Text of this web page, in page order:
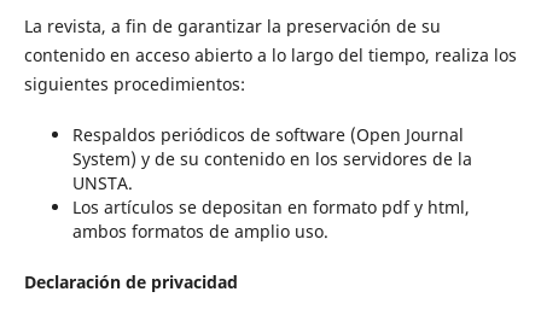
La revista, a fin de garantizar la preservación de su
contenido en acceso abierto a lo largo del tiempo, realiza los
siguientes procedimientos:
Respaldos periódicos de software (Open Journal
System) y de su contenido en los servidores de la
UNSTA.
Los artículos se depositan en formato pdf y html,
ambos formatos de amplio uso.
Declaración de privacidad